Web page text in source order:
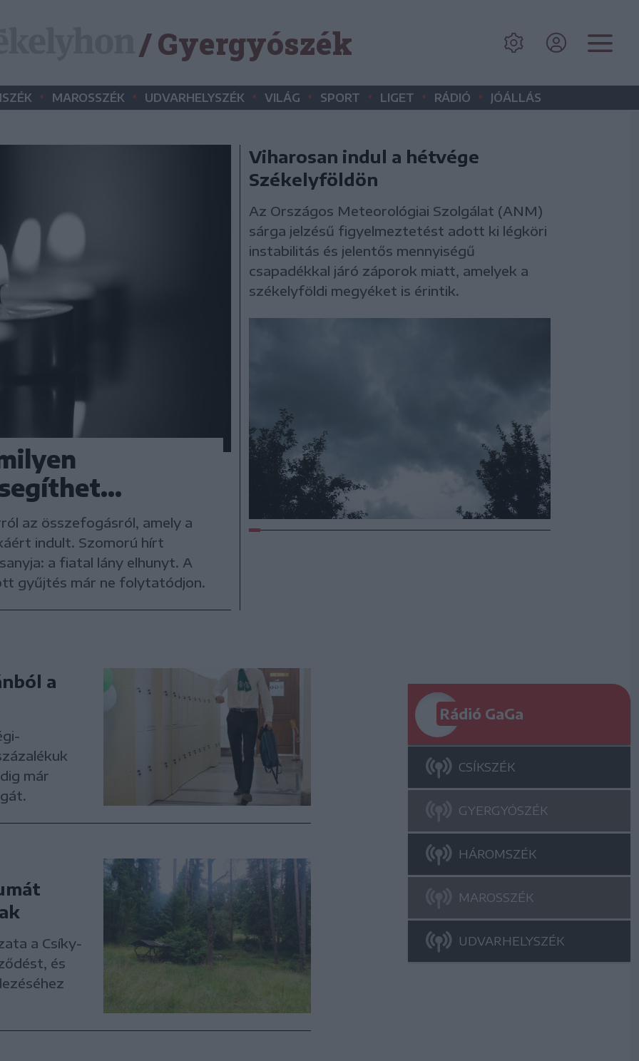
/ Gyergyószék
• MAROSSZÉK • UDVARHELYSZÉK • VILÁG • SPORT • LIGET • RÁDIÓ • JÓÁLLÁS
az összefogásról, amely a
indult. Szomorú hírt
a fiatal lány elhunyt. A
gyűjtés már ne folytatódjon.
Viharosan indul a hétvége
Székelyföldön
Az Országos Meteorológiai Szolgálat (ANM)
sárga jelzésű figyelmeztetést adott ki légköri
instabilitás és jelentős mennyiségű
csapadékkal járó záporok miatt, amelyek a
székelyföldi megyéket is érintik.
a
már
a Csíky-
és
Rádió GaGa
CSÍKSZÉK
GYERGYÓSZÉK
HÁROMSZÉK
MAROSSZÉK
UDVARHELYSZÉK